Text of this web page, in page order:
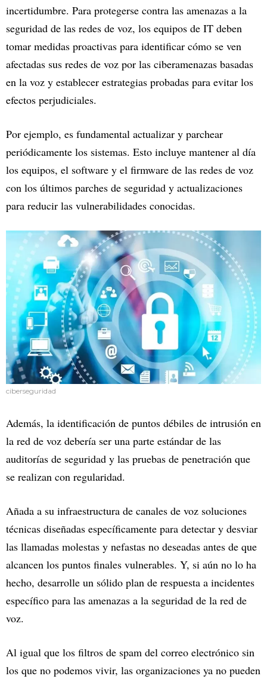
incertidumbre. Para protegerse contra las amenazas a la
seguridad de las redes de voz, los equipos de IT deben
tomar medidas proactivas para identificar cómo se ven
afectadas sus redes de voz por las ciberamenazas basadas
en la voz y establecer estrategias probadas para evitar los
efectos perjudiciales.
Por ejemplo, es fundamental actualizar y parchear
periódicamente los sistemas. Esto incluye mantener al día
los equipos, el software y el firmware de las redes de voz
con los últimos parches de seguridad y actualizaciones
para reducir las vulnerabilidades conocidas.
ciberseguridad
Además, la identificación de puntos débiles de intrusión en
la red de voz debería ser una parte estándar de las
auditorías de seguridad y las pruebas de penetración que
se realizan con regularidad.
Añada a su infraestructura de canales de voz soluciones
técnicas diseñadas específicamente para detectar y desviar
las llamadas molestas y nefastas no deseadas antes de que
alcancen los puntos finales vulnerables. Y, si aún no lo ha
hecho, desarrolle un sólido plan de respuesta a incidentes
específico para las amenazas a la seguridad de la red de
voz.
Al igual que los filtros de spam del correo electrónico sin
los que no podemos vivir, las organizaciones ya no pueden